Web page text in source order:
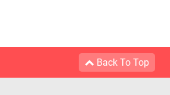
Back To Top